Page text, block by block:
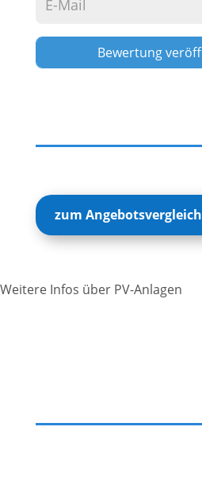
zum Angebotsvergleich
Weitere Infos über PV-Anlagen